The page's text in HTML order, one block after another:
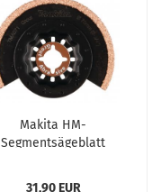
Makita HM-
Segmentsägeblatt
31,90 EUR